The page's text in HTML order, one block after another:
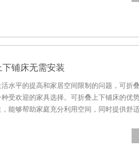
铺床无需安装
水平的提高和家居空间限制的问题，可折
受欢迎的家具选择。可折叠上下铺床的优
能够帮助家庭充分利用空间，同时提供舒